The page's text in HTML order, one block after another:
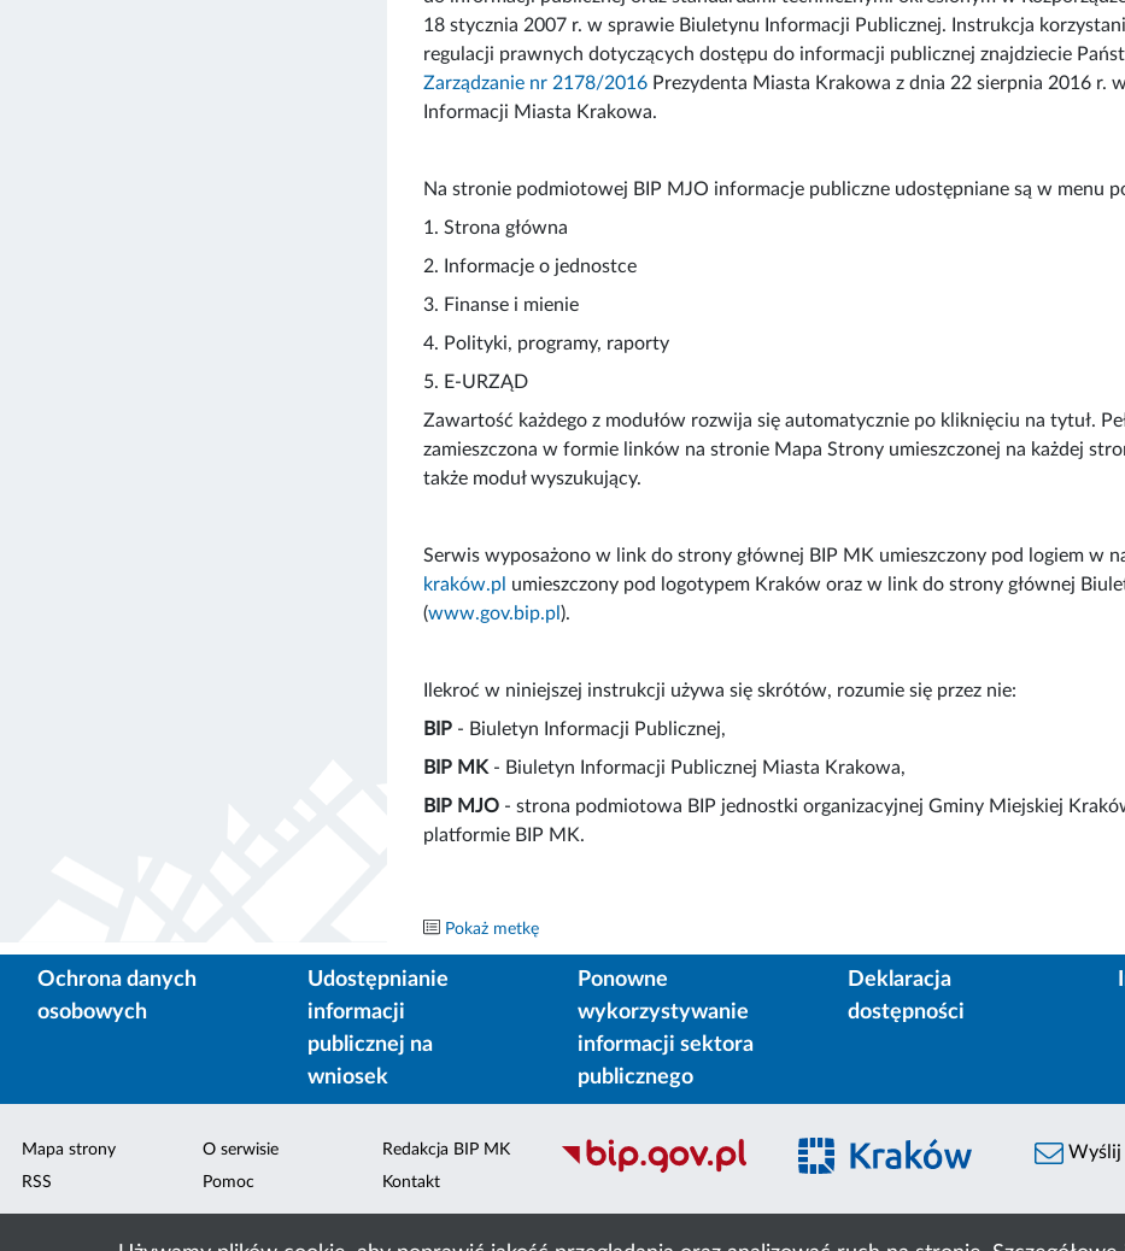
18 stycznia 2007 r. w sprawie Biuletynu Informacji Publicznej. Instrukcja
regulacji prawnych dotyczących dostępu do informacji publicznej znajdziecie
Zarządzanie nr 2178/2016 Prezydenta Miasta Krakowa z dnia 22 sierpnia 2016 r.
Informacji Miasta Krakowa.
Na stronie podmiotowej BIP MJO informacje publiczne udostępniane są w menu
1. Strona główna
2. Informacje o jednostce
3. Finanse i mienie
4. Polityki, programy, raporty
5. E-URZĄD
Zawartość każdego z modułów rozwija się automatycznie po kliknięciu na tytuł.
zamieszczona w formie linków na stronie Mapa Strony umieszczonej na każdej
także moduł wyszukujący.
Serwis wyposażono w link do strony głównej BIP MK umieszczony pod logiem w
kraków.pl umieszczony pod logotypem Kraków oraz w link do strony głównej
(www.gov.bip.pl).
Ilekroć w niniejszej instrukcji używa się skrótów, rozumie się przez nie:
BIP - Biuletyn Informacji Publicznej,
BIP MK - Biuletyn Informacji Publicznej Miasta Krakowa,
BIP MJO - strona podmiotowa BIP jednostki organizacyjnej Gminy Miejskiej
platformie BIP MK.
Pokaż metkę
Ochrona danych
osobowych
Udostępnianie
informacji
publicznej na
wniosek
Ponowne
wykorzystywanie
informacji sektora
publicznego
Deklaracja
dostępności
Mapa strony
RSS
O serwisie
Pomoc
Redakcja BIP MK
Kontakt
Wyślij